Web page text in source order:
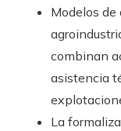
Modelos
combinan
asistencia
La